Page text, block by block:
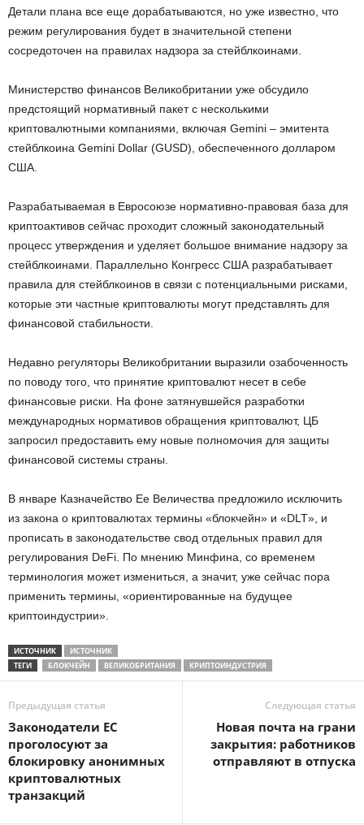
Детали плана все еще дорабатываются, но уже известно, что
режим регулирования будет в значительной степени
сосредоточен на правилах надзора за стейблкоинами.
Министерство финансов Великобритании уже обсудило
предстоящий нормативный пакет с несколькими
криптовалютными компаниями, включая Gemini – эмитента
стейблкоина Gemini Dollar (GUSD), обеспеченного долларом
США.
Разрабатываемая в Евросоюзе нормативно-правовая база для
криптоактивов сейчас проходит сложный законодательный
процесс утверждения и уделяет большое внимание надзору за
стейблкоинами. Параллельно Конгресс США разрабатывает
правила для стейблкоинов в связи с потенциальными рисками,
которые эти частные криптовалюты могут представлять для
финансовой стабильности.
Недавно регуляторы Великобритании выразили озабоченность
по поводу того, что принятие криптовалют несет в себе
финансовые риски. На фоне затянувшейся разработки
международных нормативов обращения криптовалют, ЦБ
запросил предоставить ему новые полномочия для защиты
финансовой системы страны.
В январе Казначейство Ее Величества предложило исключить
из закона о криптовалютах термины «блокчейн» и «DLT», и
прописать в законодательстве свод отдельных правил для
регулирования DeFi. По мнению Минфина, со временем
терминология может измениться, а значит, уже сейчас пора
применить термины, «ориентированные на будущее
криптоиндустрии».
ИСТОЧНИК
ИСТОЧНИК
ТЕГИ
БЛОКЧЕЙН ВЕЛИКОБРИТАНИЯ КРИПТОИНДУСТРИЯ
Предыдущая статья
Законодатели ЕС
проголосуют за
блокировку анонимных
криптовалютных
транзакций
Следующая статья
Новая почта на грани
закрытия: работников
отправляют в отпуска